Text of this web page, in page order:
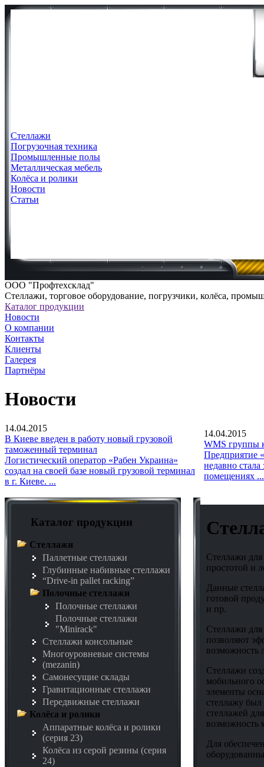
Стеллажи
Погрузочная техника
Промышленные полы
Металлическая мебель
Колёса и ролики
Новости
Статьи
ООО "Профтехсклад"
Cтеллажи, торговое оборудование, погрузчики, колёса,
Каталог продукции
Новости
О компании
Контакты
Клиенты
Галерея
Партнёры
Новости
14.04.2015
В Киеве введен в работу новый грузовой
таможенный терминал
Логистический оператор «Рабен Украина»
создал на своей базе новый грузовой терминал
в г. Киеве. ...
14.04.2015
WMS группы
Предприятие
недавно
помещениях ...
Каталог продукции
Стеллажи
Паллетные стеллажи
Глубинные набивные стеллажи
“Drive-in pallet racking”
Полочные стеллажи
Полочные стеллажи
Полочные стеллажи
"Minirack"
Стеллажи консольные
Многоуровневые системы
(mezanin)
Самонесущие склады
Гравитационные стеллажи
Передвижные стеллажи
Колёса и ролики
Аппаратные колёса и ролики
(серия 23)
Колёса из серой резины (серия
24)
Стеллажи для
простотой и
Данные
готовой
и пр.
Стеллажи
позволяют
возможность
Стеллажи
мобильного
элементы
стеллажу
стеллажей
возможность
Для